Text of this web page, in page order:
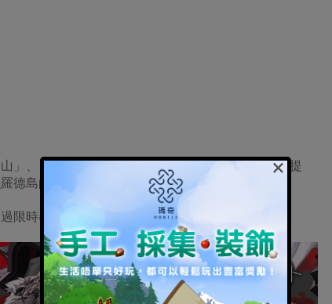
」、「卡夫卡」、「赫默」和「松果」的出現機率提
德島的戰力。
限時尋訪「自由的囚徒」獲取。
×